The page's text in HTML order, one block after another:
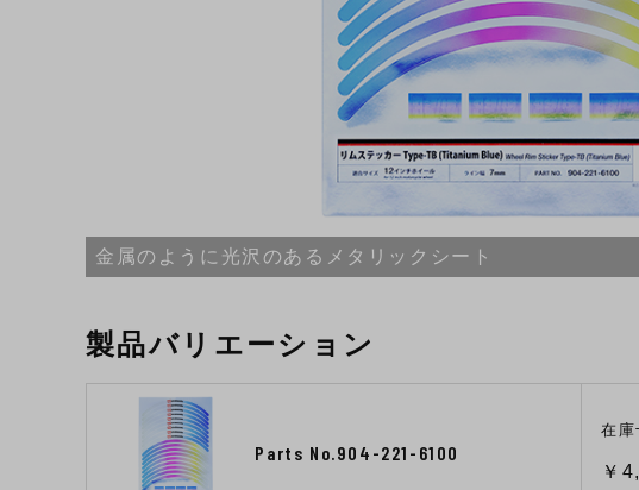
金属のように光沢のあるメタリックシート
製品バリエーション
Parts No.904-221-6100
在庫
￥